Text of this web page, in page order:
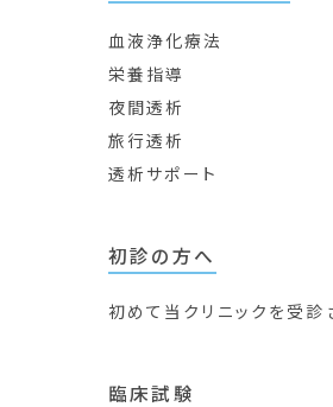
血液浄化療法
栄養指導
夜間透析
旅行透析
透析サポート
初診の方へ
初めて当クリニックを 受診
臨床試験